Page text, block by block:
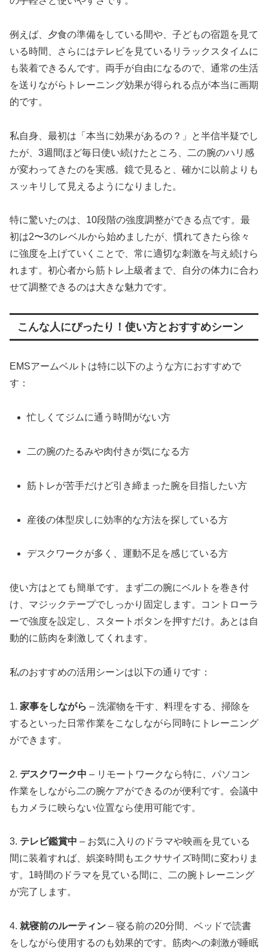
例えば、夕食の準備をしている間や、子どもの宿題を見て
いる時間、さらにはテレビを見ているリラックスタイムに
も装着できるんです。両手が自由になるので、通常の生活
を送りながらトレーニング効果が得られる点が本当に画期
的です。
私自身、最初は「本当に効果があるの？」と半信半疑でし
たが、3週間ほど毎日使い続けたところ、二の腕のハリ感
が変わってきたのを実感。鏡で見ると、確かに以前よりも
スッキリして見えるようになりました。
特に驚いたのは、10段階の強度調整ができる点です。最
初は2〜3のレベルから始めましたが、慣れてきたら徐々
に強度を上げていくことで、常に適切な刺激を与え続けら
れます。初心者から筋トレ上級者まで、自分の体力に合わ
せて調整できるのは大きな魅力です。
こんな人にぴったり！使い方とおすすめシーン
EMSアームベルトは特に以下のような方におすすめで
す：
忙しくてジムに通う時間がない方
二の腕のたるみや肉付きが気になる方
筋トレが苦手だけど引き締まった腕を目指したい方
産後の体型戻しに効率的な方法を探している方
デスクワークが多く、運動不足を感じている方
使い方はとても簡単です。まず二の腕にベルトを巻き付
け、マジックテープでしっかり固定します。コントローラ
ーで強度を設定し、スタートボタンを押すだけ。あとは自
動的に筋肉を刺激してくれます。
私のおすすめの活用シーンは以下の通りです：
1. 家事をしながら – 洗濯物を干す、料理をする、掃除を
するといった日常作業をこなしながら同時にトレーニング
ができます。
2. デスクワーク中 – リモートワークなら特に、パソコン
作業をしながら二の腕ケアができるのが便利です。会議中
もカメラに映らない位置なら使用可能です。
3. テレビ鑑賞中 – お気に入りのドラマや映画を見ている
間に装着すれば、娯楽時間もエクササイズ時間に変わりま
す。1時間のドラマを見ている間に、二の腕トレーニング
が完了します。
4. 就寝前のルーティン – 寝る前の20分間、ベッドで読書
をしながら使用するのも効果的です。筋肉への刺激が睡眠